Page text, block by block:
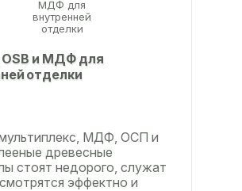
и МДФ для
отделки
МДФ, ОСП и
древесные
стоят недорого, служат
эффектно и